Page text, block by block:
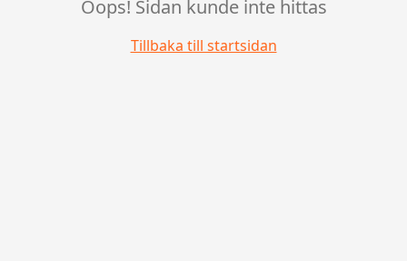
Oops! Sidan kunde inte hittas
Tillbaka till startsidan